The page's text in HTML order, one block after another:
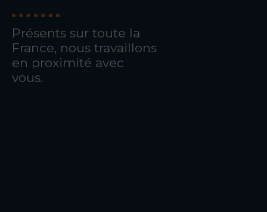
Présents sur toute la
France, nous travaillons
en proximité avec
vous.